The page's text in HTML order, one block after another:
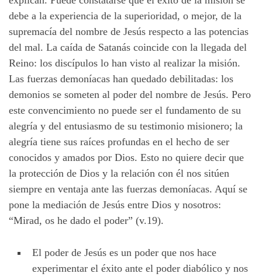
debe a la experiencia de la superioridad, o mejor, de la
supremacía del nombre de Jesús respecto a las potencias
del mal. La caída de Satanás coincide con la llegada del
Reino: los discípulos lo han visto al realizar la misión.
Las fuerzas demoníacas han quedado debilitadas: los
demonios se someten al poder del nombre de Jesús. Pero
este convencimiento no puede ser el fundamento de su
alegría y del entusiasmo de su testimonio misionero; la
alegría tiene sus raíces profundas en el hecho de ser
conocidos y amados por Dios. Esto no quiere decir que
la protección de Dios y la relación con él nos sitúen
siempre en ventaja ante las fuerzas demoníacas. Aquí se
pone la mediación de Jesús entre Dios y nosotros:
“Mirad, os he dado el poder” (v.19).
El poder de Jesús es un poder que nos hace
experimentar el éxito ante el poder diabólico y nos